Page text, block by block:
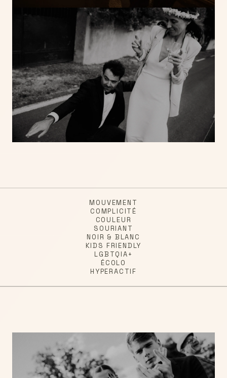
MOUVEMENT
COMPLICITÉ
COULEUR
SOURIANT
NOIR & BLANC
KIDS FRIENDLY
LGBTQIA+
ÉCOLO
HYPERACTIF